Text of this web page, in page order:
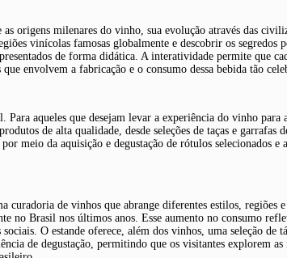
origens milenares do vinho, sua evolução através das
vinícolas famosas globalmente e descobrir os segredos
de forma didática. A interatividade permite que
envolvem a fabricação e o consumo dessa bebida tão
aqueles que desejam levar a experiência do vinho
de alta qualidade, desde seleções de taças e garrafas
meio da aquisição e degustação de rótulos selecionados
de vinhos que abrange diferentes estilos, regiões
no Brasil nos últimos anos. Esse aumento no consumo
O estande oferece, além dos vinhos, uma seleção de
de degustação, permitindo que os visitantes explorem